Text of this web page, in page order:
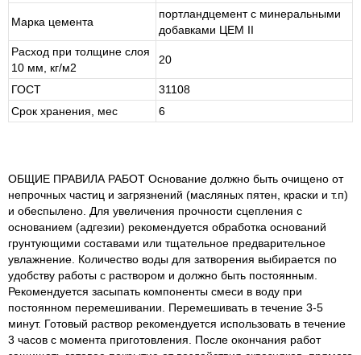
Марка цемента
портландцемент с минеральными
добавками ЦЕМ II
Расход при толщине слоя
10 мм, кг/м2
20
ГОСТ
31108
Срок хранения, мес
6
ОБЩИЕ ПРАВИЛА РАБОТ Основание должно быть очищено от
непрочных частиц и загрязнений (масляных пятен, краски и т.п)
и обеспылено. Для увеличения прочности сцепления с
основанием (адгезии) рекомендуется обработка оснований
грунтующими составами или тщательное предварительное
увлажнение. Количество воды для затворения выбирается по
удобству работы с раствором и должно быть постоянным.
Рекомендуется засыпать компоненты смеси в воду при
постоянном перемешивании. Перемешивать в течение 3-5
минут. Готовый раствор рекомендуется использовать в течение
3 часов с момента приготовления. После окончания работ